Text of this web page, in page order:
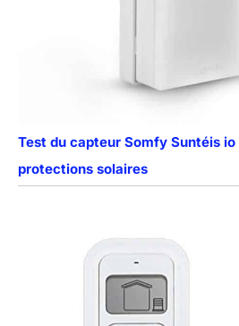
Test du capteur Somfy Suntéis
protections solaires